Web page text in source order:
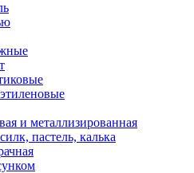
и металлизированная
пастель, калька